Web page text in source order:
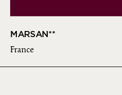
MARSAN**
France